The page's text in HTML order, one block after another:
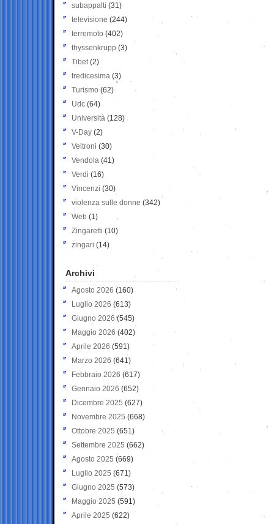
subappalti (31)
televisione(244)
terremoto (402)
thyssenkrupp (3)
Tibet(2)
tredicesima (3)
Turismo (62)
Udc (64)
Università (128)
V-Day (2)
Veltroni (30)
Vendola (41)
Verdi (16)
Vincenzi (30)
violenza sulle donne (342)
Web (1)
Zingaretti (10)
zingari (14)
Archivi
Agosto 2026 (160)
Luglio 2026 (613)
Giugno 2026 (545)
Maggio 2026 (402)
Aprile 2026 (591)
Marzo 2026 (641)
Febbraio 2026 (617)
Gennaio 2026 (652)
Dicembre 2025 (627)
Novembre 2025 (668)
Ottobre 2025 (651)
Settembre 2025 (662)
Agosto 2025 (669)
Luglio 2025 (671)
Giugno 2025 (573)
Maggio 2025 (591)
Aprile 2025 (622)